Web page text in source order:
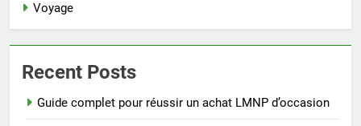
Voyage
Recent Posts
Guide complet pour réussir un achat LMNP d’occasion